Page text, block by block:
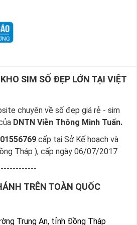
SIM SỐ ĐẸP LỚN TẠI VIỆT
chuyên về số đẹp giá rẻ - sim
DNTN Viễn Thông Minh Tuấn.
cấp tại Sở Kế hoạch và
Tháp ), cấp ngày 06/07/2017
TRÊN TOÀN QUỐC
Trung An, tỉnh Đồng Tháp